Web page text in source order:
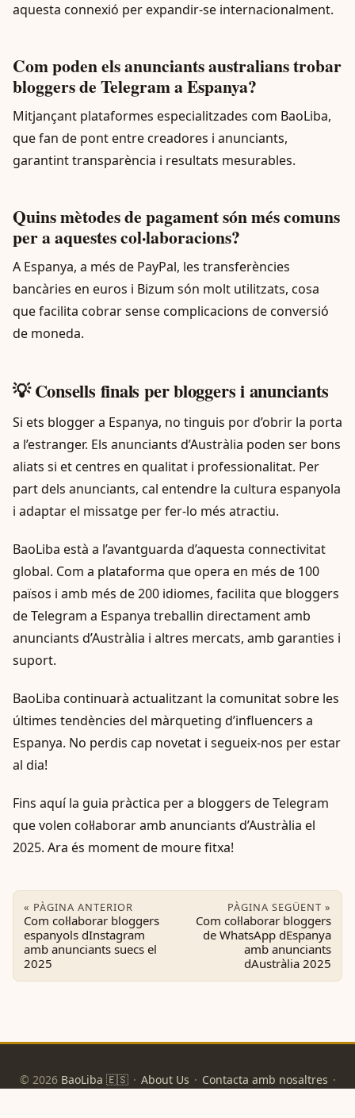
aquesta connexió per expandir-se internacionalment.
Com poden els anunciants australians trobar
bloggers de Telegram a Espanya?
Mitjançant plataformes especialitzades com BaoLiba,
que fan de pont entre creadores i anunciants,
garantint transparència i resultats mesurables.
Quins mètodes de pagament són més comuns
per a aquestes col·laboracions?
A Espanya, a més de PayPal, les transferències
bancàries en euros i Bizum són molt utilitzats, cosa
que facilita cobrar sense complicacions de conversió
de moneda.
💡 Consells finals per bloggers i anunciants
Si ets blogger a Espanya, no tinguis por d’obrir la porta
a l’estranger. Els anunciants d’Austràlia poden ser bons
aliats si et centres en qualitat i professionalitat. Per
part dels anunciants, cal entendre la cultura espanyola
i adaptar el missatge per fer-lo més atractiu.
BaoLiba està a l’avantguarda d’aquesta connectivitat
global. Com a plataforma que opera en més de 100
països i amb més de 200 idiomes, facilita que bloggers
de Telegram a Espanya treballin directament amb
anunciants d’Austràlia i altres mercats, amb garanties i
suport.
BaoLiba continuarà actualitzant la comunitat sobre les
últimes tendències del màrqueting d’influencers a
Espanya. No perdis cap novetat i segueix-nos per estar
al dia!
Fins aquí la guia pràctica per a bloggers de Telegram
que volen col·laborar amb anunciants d’Austràlia el
2025. Ara és moment de moure fitxa!
« PÀGINA ANTERIOR
Com col·laborar bloggers
espanyols dInstagram
amb anunciants suecs el
2025
PÀGINA SEGÜENT »
Com col·laborar bloggers
de WhatsApp dEspanya
amb anunciants
dAustràlia 2025
© 2026 BaoLiba 🇪🇸 · About Us · Contacta amb nosaltres ·